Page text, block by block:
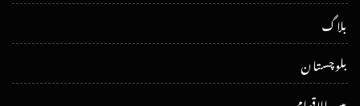
بلاگ
بلوچستان